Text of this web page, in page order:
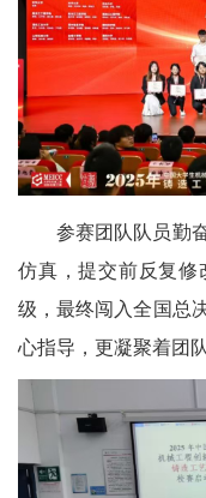
参赛团队队员勤
仿真，提交前反复修
级，最终闯入全国总
心指导，更凝聚着团